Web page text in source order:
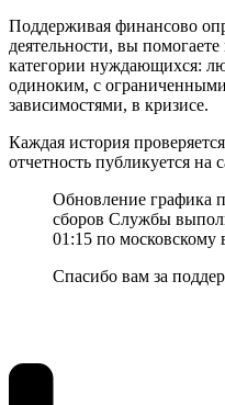
Поддерживая финансово
деятельности, вы
категории нуждающихся:
одиноким, с
зависимостями, в кризисе.
Каждая история
отчетность публикуется на
Обновление графика
сборов Службы
01:15 по московскому
Спасибо вам за